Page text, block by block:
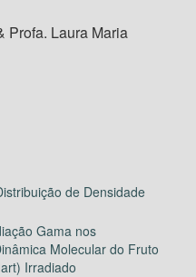
Profa. Laura Maria
de Densidade
Gama nos
Molecular do Fruto
Irradiado